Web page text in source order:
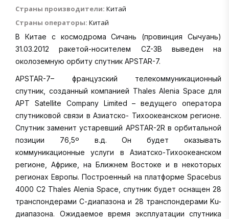
Страны производители: Китай
Страны операторы: Китай
В Китае с космодрома Сичань (провинция Сычуань)
31.03.2012 ракетой-носителем CZ-3В выведен на
околоземную орбиту спутник APSTAR-7.
APSTAR-7– французский телекоммуникационный
спутник, созданный компанией Thales Alenia Space для
APT Satellite Company Limited – ведущего оператора
спутниковой связи в Азиатско- Тихоокеанском регионе.
Спутник заменит устаревший APSTAR-2R в орбитальной
позиции 76,5º в.д. Он будет оказывать
коммуникационные услуги в Азиатско-Тихоокеанском
регионе, Африке, на Ближнем Востоке и в некоторых
регионах Европы. Построенный на платформе Spacebus
4000 C2 Thales Alenia Space, спутник будет оснащен 28
транспондерами С-диапазона и 28 транспондерами Ku-
диапазона. Ожидаемое время эксплуатации спутника